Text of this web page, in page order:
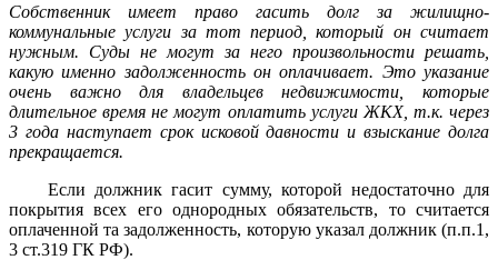
Собственник имеет право гасить долг за жилищно-
коммунальные услуги за тот период, который он считает
нужным. Суды не могут за него произвольности решать,
какую именно задолженность он оплачивает. Это указание
очень важно для владельцев недвижимости, которые
длительное время не могут оплатить услуги ЖКХ, т.к. через
3 года наступает срок исковой давности и взыскание долга
прекращается.
Если должник гасит сумму, которой недостаточно для
покрытия всех его однородных обязательств, то считается
оплаченной та задолженность, которую указал должник (п.п.1,
3 ст.319 ГК РФ).